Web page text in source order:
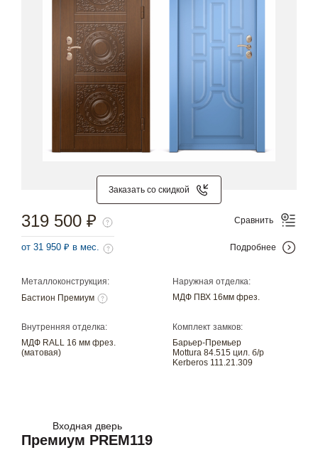
Заказать со скидкой
Металлоконструкция:
Бастион Премиум
Наружная отделка:
МДФ ПВХ 16мм фрез.
Внутренняя отделка:
МДФ RALL 16 мм фрез.
(матовая)
Комплект замков:
Барьер-Премьер
Mottura 84.515 цил. б/р
Kerberos 111.21.309
319 500 ₽
от 31 950 ₽ в мес.
Сравнить
Подробнее
Входная дверь
Премиум PREM119